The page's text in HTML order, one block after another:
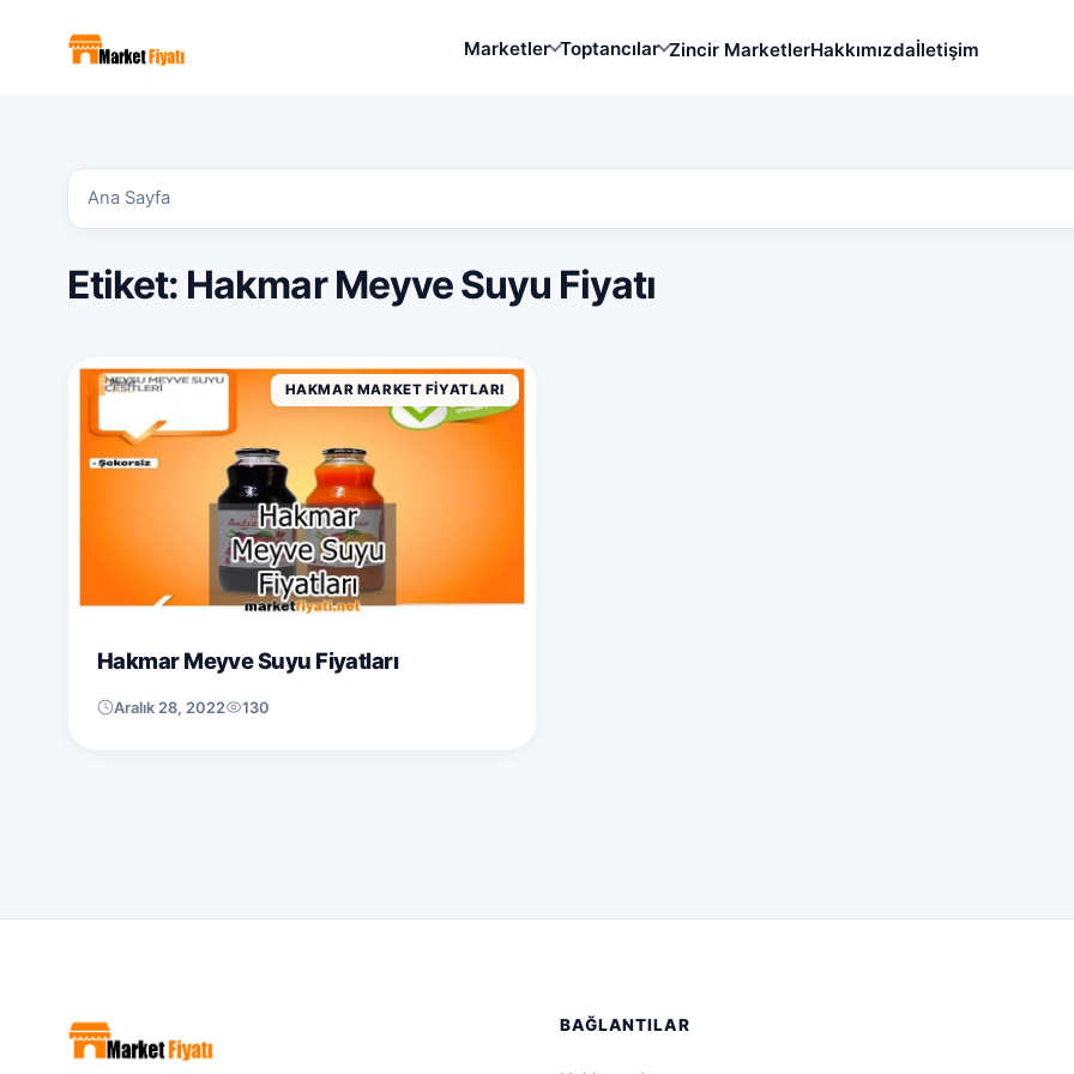
Marketler Toptancılar Zincir MarketlerHakkımızdaİletişim
Ana Sayfa
Etiket: Hakmar Meyve Suyu Fiyatı
HAKMAR MARKET FIYATLARI
Hakmar Meyve Suyu Fiyatları
Aralık 28, 2022 130
BAĞLANTILAR